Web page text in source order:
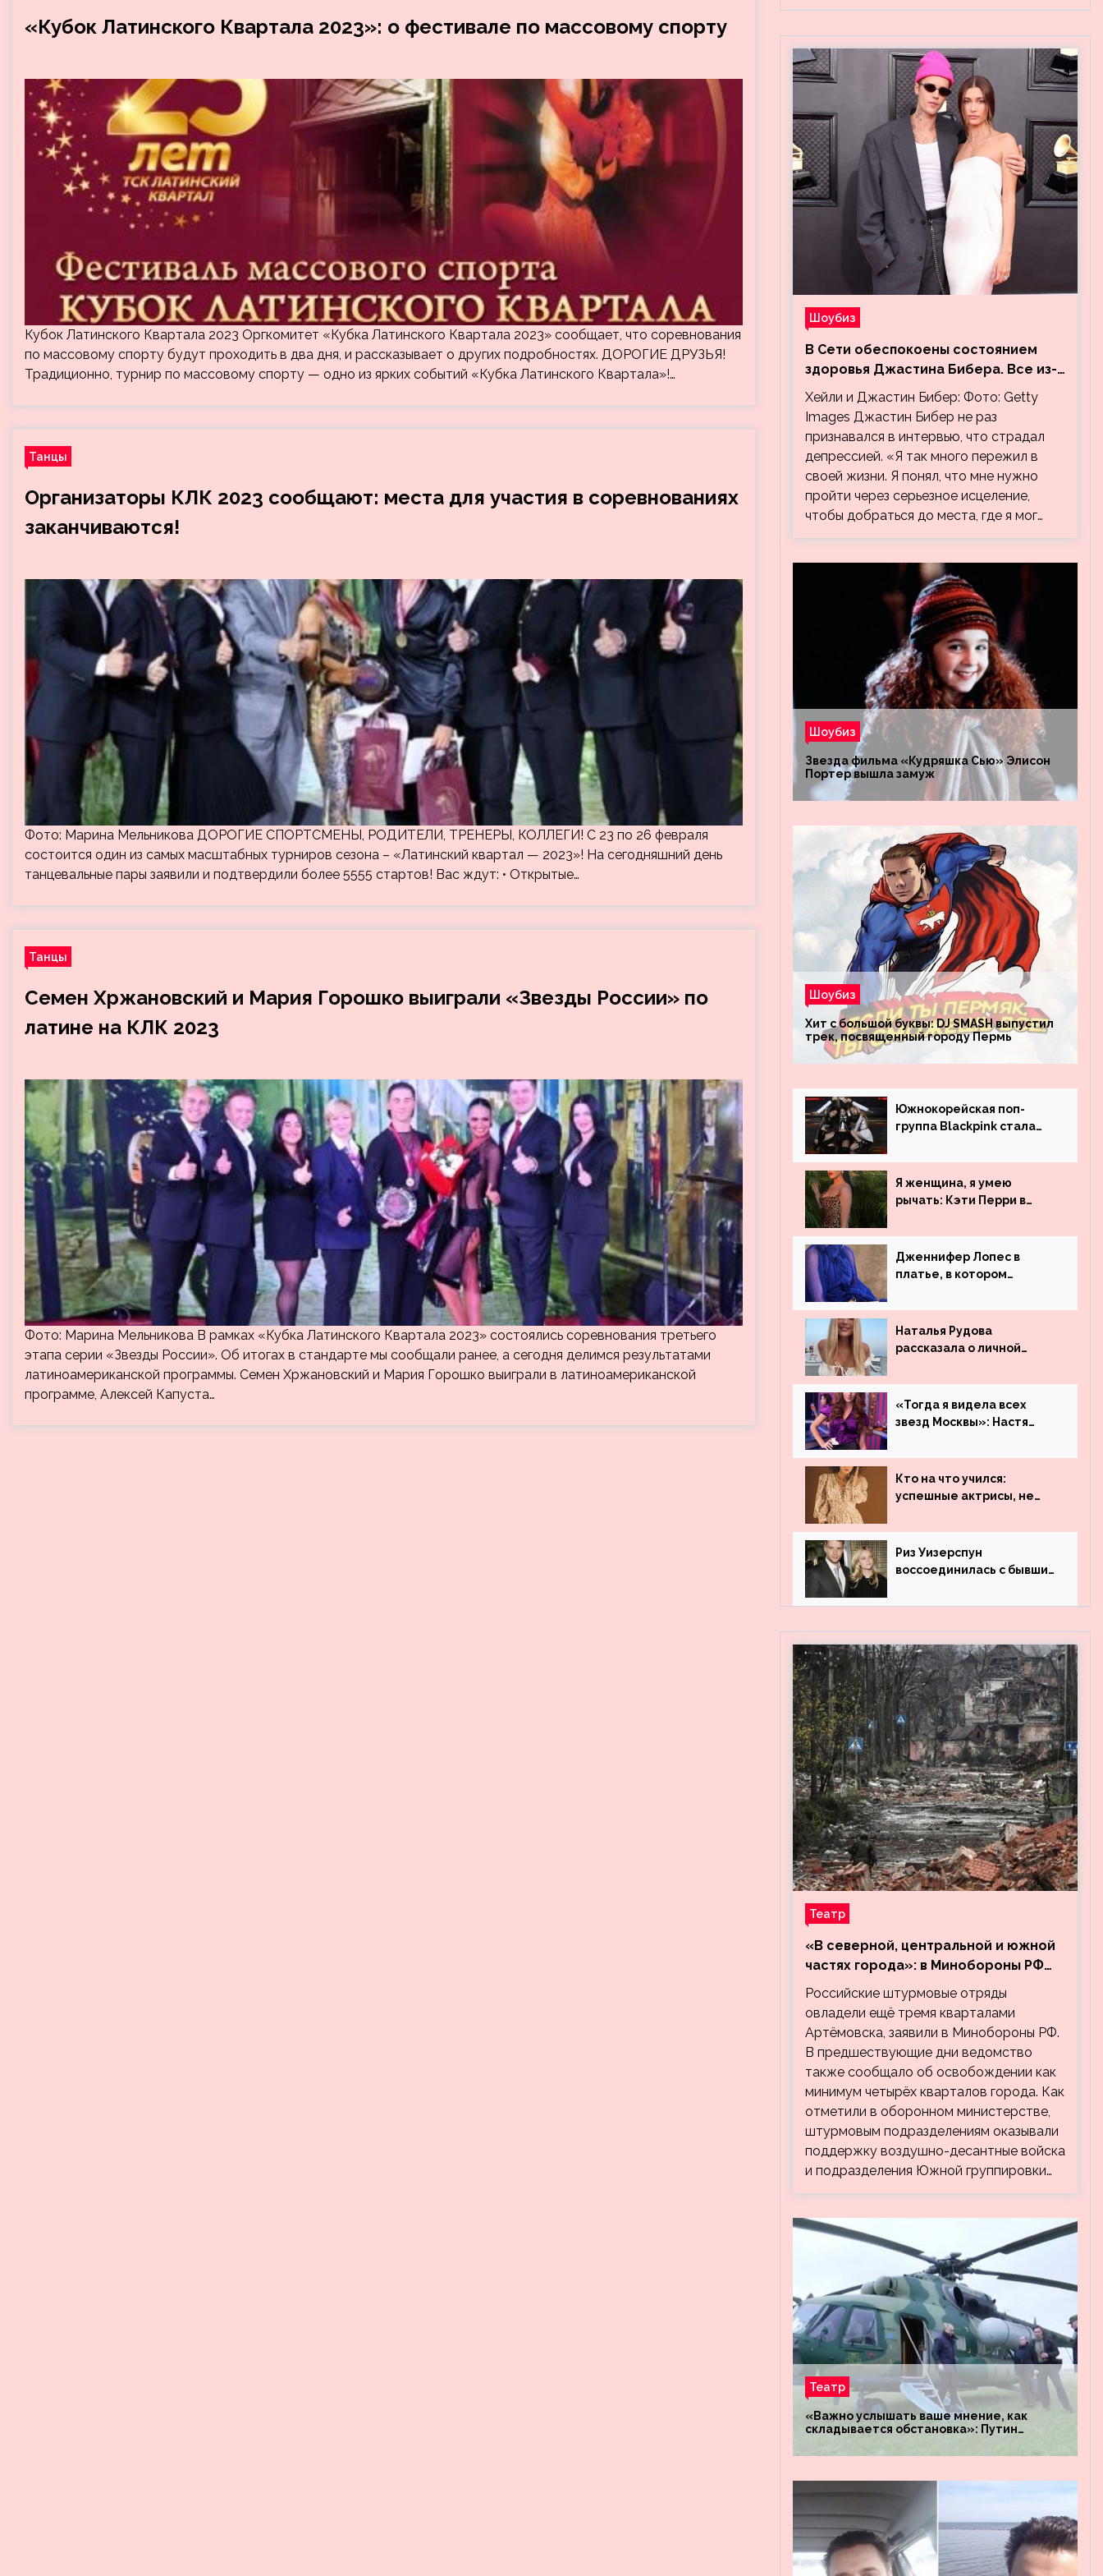
«Кубок Латинского Квартала 2023»: о фестивале по массовому спорту
Кубок Латинского Квартала 2023 Оргкомитет «Кубка Латинского Квартала 2023» сообщает, что соревнования
по массовому спорту будут проходить в два дня, и рассказывает о других подробностях. ДОРОГИЕ ДРУЗЬЯ!
Традиционно, турнир по массовому спорту — одно из ярких событий «Кубка Латинского Квартала»!…
Танцы
Организаторы КЛК 2023 сообщают: места для участия в соревнованиях
заканчиваются!
Фото: Марина Мельникова ДОРОГИЕ СПОРТСМЕНЫ, РОДИТЕЛИ, ТРЕНЕРЫ, КОЛЛЕГИ! С 23 по 26 февраля
состоится один из самых масштабных турниров сезона – «Латинский квартал — 2023»! На сегодняшний день
танцевальные пары заявили и подтвердили более 5555 стартов! Вас ждут: • Открытые…
Танцы
Семен Хржановский и Мария Горошко выиграли «Звезды России» по
латине на КЛК 2023
Фото: Марина Мельникова В рамках «Кубка Латинского Квартала 2023» состоялись соревнования третьего
этапа серии «Звезды России». Об итогах в стандарте мы сообщали ранее, а сегодня делимся результатами
латиноамериканской программы. Семен Хржановский и Мария Горошко выиграли в латиноамериканской
программе, Алексей Капуста…
Шоубиз
В Сети обеспокоены состоянием
здоровья Джастина Бибера. Все из-
за видео, на котором его
успокаивает Хейли
Хейли и Джастин Бибер: Фото: Getty
Images Джастин Бибер не раз
признавался в интервью, что страдал
депрессией. «Я так много пережил в
своей жизни. Я понял, что мне нужно
пройти через серьезное исцеление,
чтобы добраться до места, где я мог…
Шоубиз
Звезда фильма «Кудряшка Сью» Элисон
Портер вышла замуж
Шоубиз
Хит с большой буквы: DJ SMASH выпустил
трек, посвященный городу Пермь
Южнокорейская поп-
группа Blackpink стала
просмотрам на YouTube.
Они обогнали даже
Джастина Бибера
Я женщина, я умею
рычать: Кэти Перри в
Дженнифер Лопес в
платье, в котором
незамеченной
Наталья Рудова
рассказала о личной
«Тогда я видела всех
звезд Москвы»: Настя
работала до
популярности и выложила
архивные фото
Кто на что учился:
успешные актрисы, не
образования
Риз Уизерспун
воссоединилась с бывшим
Театр
«В северной, центральной и южной
частях города»: в Минобороны РФ
заявили об освобождении ещё трёх
кварталов Артёмовска
Российские штурмовые отряды
овладели ещё тремя кварталами
Артёмовска, заявили в Минобороны РФ.
В предшествующие дни ведомство
также сообщало об освобождении как
минимум четырёх кварталов города. Как
отметили в оборонном министерстве,
штурмовым подразделениям оказывали
поддержку воздушно-десантные войска
и подразделения Южной группировки…
Театр
«Важно услышать ваше мнение, как
складывается обстановка»: Путин
«Днепр» и «Восток»